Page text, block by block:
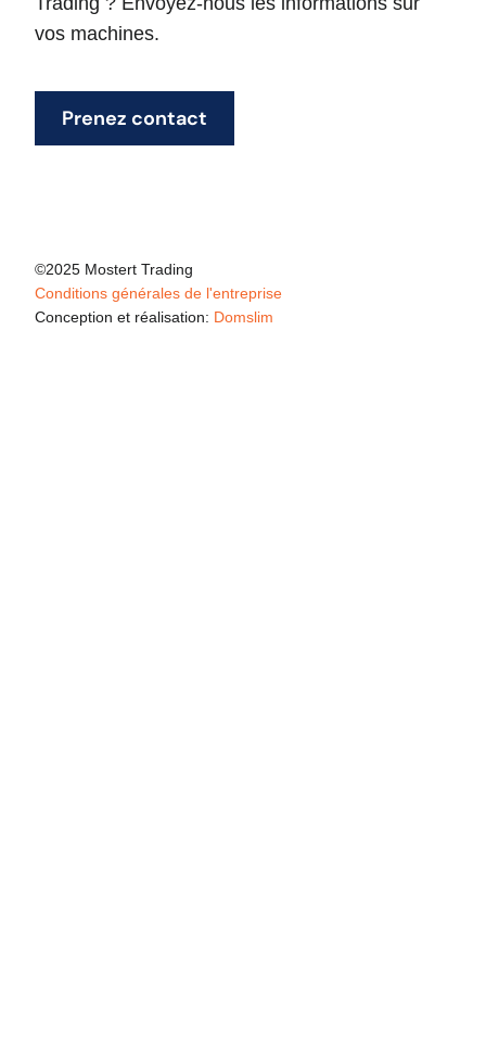
vos machines.
Prenez contact
©2025 Mostert Trading
Conditions générales de l'entreprise
Conception et réalisation: Domslim